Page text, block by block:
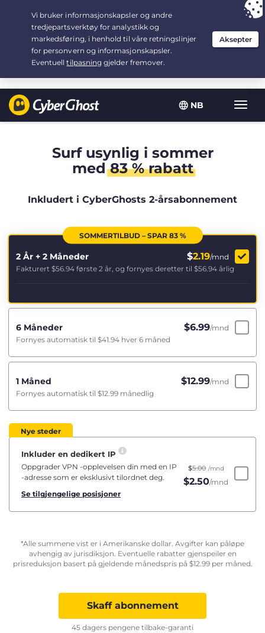
NB
Vis/
Your choice: The Best Dealfor 2.1666666666667-years at $
/month
Surf usynlig i sommer
med83 % rabatt
Inkludert i CyberGhosts 2-årsabonnement
SOMMERTILBUD – SPAR 83 %
2 År + 2 Måneder $2.19/mnd
Fakturert $56.94 første 2 år, og fornyes deretter til $56.94 årlig
6 Måneder $6.99/mnd
Fornyes automatisk til $41.94 hver 6 måned
1 Måned $12.99/mnd
Fornyes automatisk til $12.99 månedlig
Nye steder
Inkluder en dedikert IP
Oppgrader VPN -opplevelsen din med en IP
-adresse som er eksklusivt tilordnet deg.
Se tilgjengelige posisjoner
$5.00 /mnd
$2.50/mnd
*Alle summene vist er i Amerikanske dollar. Avgifter kan påløpe
avhengig av jurisdiksjon. Eventuelle rabatter gjenspeiler en
prisreduksjon basert på gjeldende månedspris på $12.99per måned.
Skaff abonnement
45 dagers pengene tilbake-garanti